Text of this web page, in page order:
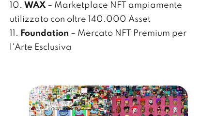
10. WAX – Marketplace NFT ampiamente
utilizzato con oltre 140.000 Asset
11. Foundation – Mercato NFT Premium per
l'Arte Esclusiva